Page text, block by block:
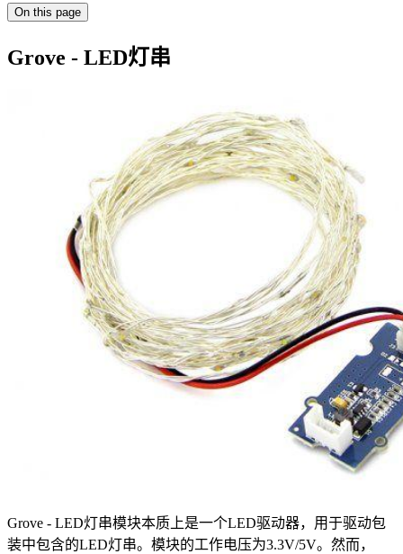
On this page
Grove - LED灯串
Grove - LED灯串模块本质上是一个LED驱动器，用于驱动包
装中包含的LED灯串。模块的工作电压为3.3V/5V。然而，